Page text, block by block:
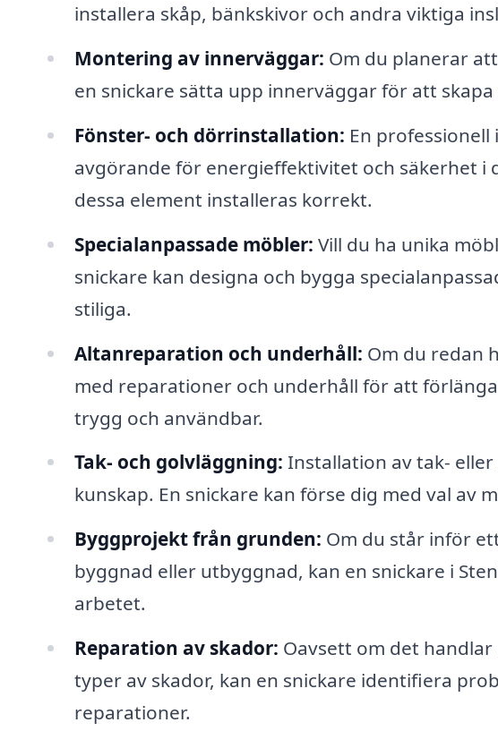
installera skåp, bänkskivor och andra viktiga
Montering av innerväggar: Om du planerar
en snickare sätta upp innerväggar för att
Fönster- och dörrinstallation: En
avgörande för energieffektivitet och säkerhet i
dessa element installeras korrekt.
Specialanpassade möbler: Vill du ha unika
snickare kan designa och bygga
stiliga.
Altanreparation och underhåll: Om du redan
med reparationer och underhåll för att
trygg och användbar.
Tak- och golvläggning: Installation av tak-
kunskap. En snickare kan förse dig med val av
Byggprojekt från grunden: Om du står inför
byggnad eller utbyggnad, kan en snickare i
arbetet.
Reparation av skador: Oavsett om det
typer av skador, kan en snickare identifiera
reparationer.